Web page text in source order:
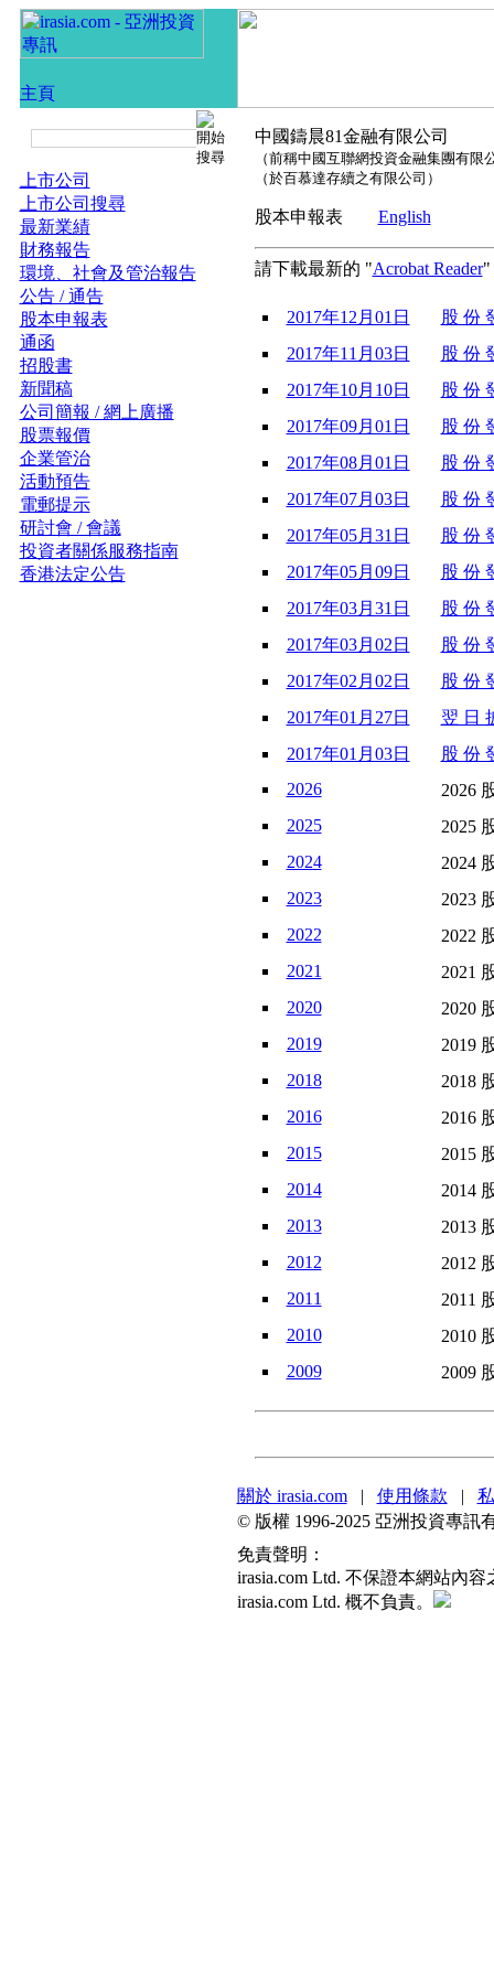
上市公司
上市公司搜尋
最新業績
財務報告
環境、社會及管治報告
公告 / 通告
股本申報表
通函
招股書
新聞稿
公司簡報 / 網上廣播
股票報價
企業管治
活動預告
電郵提示
研討會 / 會議
投資者關係服務指南
香港法定公告
中國鑄晨81金融有限公司
（前稱中國互聯網投資金融集團有限
（於百慕達存續之有限公司）
股本申報表 English
請下載最新的 "Acrobat Reader"
2017年12月01日
股 份
2017年11月03日
股 份
2017年10月10日
股 份
2017年09月01日
股 份
2017年08月01日
股 份
2017年07月03日
股 份
2017年05月31日
股 份
2017年05月09日
股 份
2017年03月31日
股 份
2017年03月02日
股 份
2017年02月02日
股 份
2017年01月27日
翌 日
2017年01月03日
股 份
2026
2026
2025
2025
2024
2024
2023
2023
2022
2022
2021
2021
2020
2020
2019
2019
2018
2018
2016
2016
2015
2015
2014
2014
2013
2013
2012
2012
2011
2011
2010
2010
2009
2009
關於 irasia.com| 使用條款 |
© 版權 1996-2025 亞洲投資專訊
免責聲明：
irasia.com Ltd. 不保證本網站內
irasia.com Ltd. 概不負責。